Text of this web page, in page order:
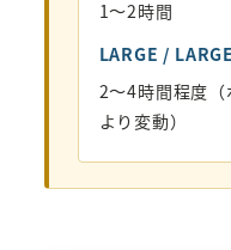
1〜2時間
LARGE /
2〜4時間程度
より変動）